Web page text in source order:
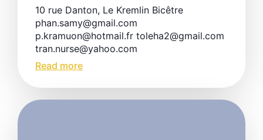
10 rue Danton, Le Kremlin Bicêtre
phan.samy@gmail.com
p.kramuon@hotmail.fr toleha2@gmail.com
tran.nurse@yahoo.com
Read more